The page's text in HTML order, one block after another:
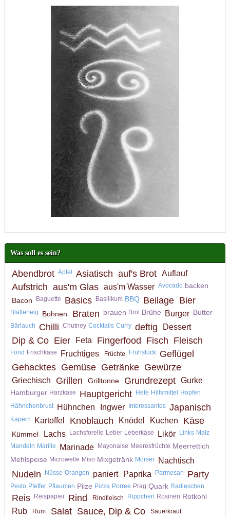
Was soll es sein?
Abendbrot Apfel Asiatisch auf's Brot Auflauf
Aufstrich aus'm Glas aus'm Wasser Avocado backen
Bacon
Baguette Basics Basilikum BBQ Beilage Bier
Blätterteig Bohnen Braten brauen Brot Brühe Burger Butter
Bärlauch Chilli Chutney Cocktails Curry deftig Dessert
Dip & Co Eier Feta Fingerfood Fisch Fleisch
Fond Frischkäse Fruchtiges Früchte Frühstück Geflügel
Gehacktes Gemüse Getränke Gewürze
Griechisch Grillen Grilltonne Grundrezept Gurke
Hamburger Harzkäse Hauptgericht Hefe Hilfsmittel Hopfen
Hähnchenbrust
Hühnchen Ingwer Interessantes Japanisch
Kapern Kartoffel Knoblauch Knödel Kuchen Käse
Kümmel Lachs Lachsforelle Leber Leberkäse Likör Links Malz
Mandeln Marille Marinade Mayonaise Meeresfrüchte Meerrettich
Mehlspeise Microwelle Miso Mixgetränk Mörser Nachtisch
Nudeln Nüsse Orangen paniert Paprika Parmesan Party
Pesto Pfeffer Pflaumen Pilze Pizza Porree Prag Quark Radieschen
Reis Reispapier Rind Rindfleisch Rippchen Rosinen Rotkohl
Rub Rum Salat Sauce, Dip & Co Sauerkraut